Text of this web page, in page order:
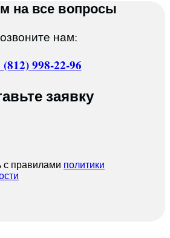
на все вопросы
нам:
(812) 998-22-96
заявку
с правилами политики